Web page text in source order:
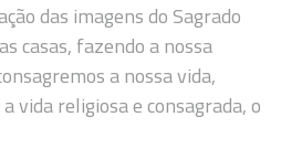
das imagens do Sagrado
casas, fazendo a nossa
a nossa vida,
vida religiosa e consagrada, o